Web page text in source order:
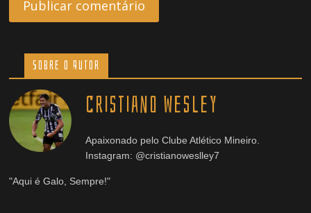
Sobre o Autor
Cristiano Wesley
Apaixonado pelo Clube Atlético Mineiro.
Instagram: @cristianoweslley7
"Aqui é Galo, Sempre!"